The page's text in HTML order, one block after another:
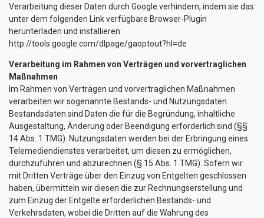
Verarbeitung dieser Daten durch Google verhindern, indem sie das
unter dem folgenden Link verfügbare Browser-Plugin
herunterladen und installieren:
http://tools.google.com/dlpage/gaoptout?hl=de
Verarbeitung im Rahmen von Verträgen und vorvertraglichen
Maßnahmen
Im Rahmen von Verträgen und vorvertraglichen Maßnahmen
verarbeiten wir sogenannte Bestands- und Nutzungsdaten.
Bestandsdaten sind Daten die für die Begründung, inhaltliche
Ausgestaltung, Änderung oder Beendigung erforderlich sind (§§
14 Abs. 1 TMG). Nutzungsdaten werden bei der Erbringung eines
Telemediendienstes verarbeitet, um diesen zu ermöglichen,
durchzuführen und abzurechnen (§ 15 Abs. 1 TMG). Sofern wir
mit Dritten Verträge über den Einzug von Entgelten geschlossen
haben, übermitteln wir diesen die zur Rechnungserstellung und
zum Einzug der Entgelte erforderlichen Bestands- und
Verkehrsdaten, wobei die Dritten auf die Wahrung des